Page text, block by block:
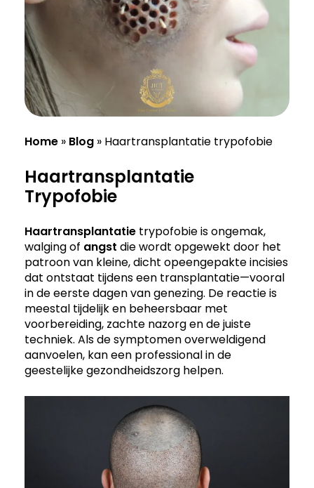
Home » Blog » Haartransplantatie trypofobie
Haartransplantatie
Trypofobie
Haartransplantatie trypofobie is ongemak,
walging of angst die wordt opgewekt door het
patroon van kleine, dicht opeengepakte incisies
dat ontstaat tijdens een transplantatie—vooral
in de eerste dagen van genezing. De reactie is
meestal tijdelijk en beheersbaar met
voorbereiding, zachte nazorg en de juiste
techniek. Als de symptomen overweldigend
aanvoelen, kan een professional in de
geestelijke gezondheidszorg helpen.